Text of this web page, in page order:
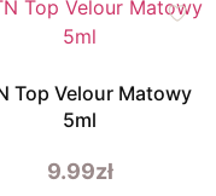
Top Velour Matowy
5ml
9.99zł